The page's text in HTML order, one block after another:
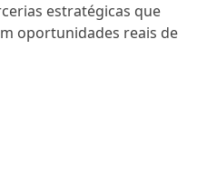
estratégicas que
oportunidades reais de